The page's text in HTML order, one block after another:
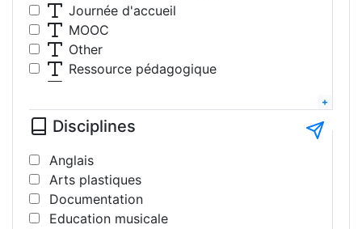
Journée d'accueil
MOOC
Other
Ressource pédagogique
Travaux étudiants
Tutoriel
Disciplines
Anglais
Arts plastiques
Documentation
Education musicale